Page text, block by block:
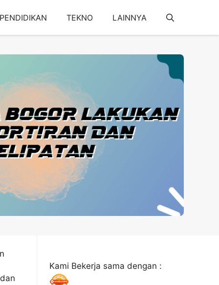
PENDIDIKAN TEKNO LAINNYA
Kami Bekerja sama dengan :